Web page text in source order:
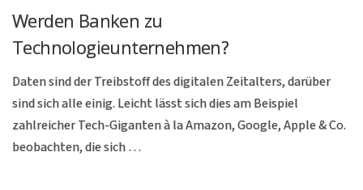
Werden Banken zu
Technologieunternehmen?
Daten sind der Treibstoff des digitalen Zeitalters, darüber
sind sich alle einig. Leicht lässt sich dies am Beispiel
zahlreicher Tech-Giganten à la Amazon, Google, Apple & Co.
beobachten, die sich …